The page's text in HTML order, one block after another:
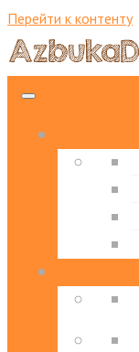
Перейти к контенту